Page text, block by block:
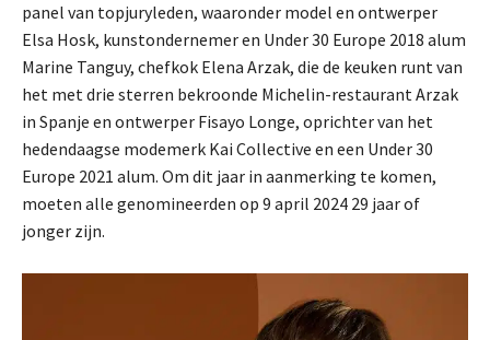
panel van topjuryleden, waaronder model en ontwerper
Elsa Hosk, kunstondernemer en Under 30 Europe 2018 alum
Marine Tanguy, chefkok Elena Arzak, die de keuken runt van
het met drie sterren bekroonde Michelin-restaurant Arzak
in Spanje en ontwerper Fisayo Longe, oprichter van het
hedendaagse modemerk Kai Collective en een Under 30
Europe 2021 alum. Om dit jaar in aanmerking te komen,
moeten alle genomineerden op 9 april 2024 29 jaar of
jonger zijn.